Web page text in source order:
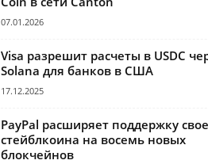
07.01.2026
Visa разрешит расчеты в USDC
Solana для банков в США
17.12.2025
PayPal расширяет поддержку
стейблкоина на восемь новых
блокчейнов